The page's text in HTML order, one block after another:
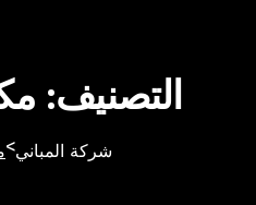
التصنيف:
شركة المباني>